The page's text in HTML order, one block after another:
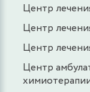
Центр
Центр
Центр
Центр